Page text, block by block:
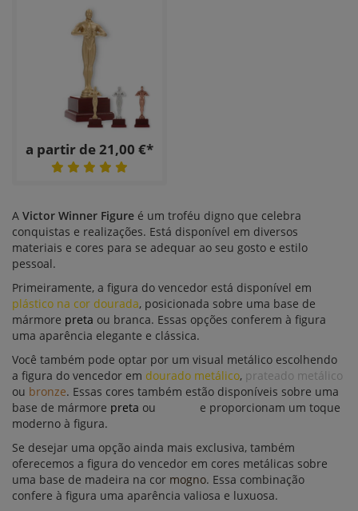
a partir de 21,00 €*
A Victor Winner Figure é um troféu digno que celebra
conquistas e realizações. Está disponível em diversos
materiais e cores para se adequar ao seu gosto e estilo
pessoal.
Primeiramente, a figura do vencedor está disponível em
plástico na cor dourada, posicionada sobre uma base de
mármore preta ou branca. Essas opções conferem à figura
uma aparência elegante e clássica.
Você também pode optar por um visual metálico escolhendo
a figura do vencedor em dourado metálico, prateado metálico
ou bronze. Essas cores também estão disponíveis sobre uma
base de mármore preta ou
e proporcionam um toque
moderno à figura.
Se desejar uma opção ainda mais exclusiva, também
oferecemos a figura do vencedor em cores metálicas sobre
uma base de madeira na cor mogno. Essa combinação
confere à figura uma aparência valiosa e luxuosa.